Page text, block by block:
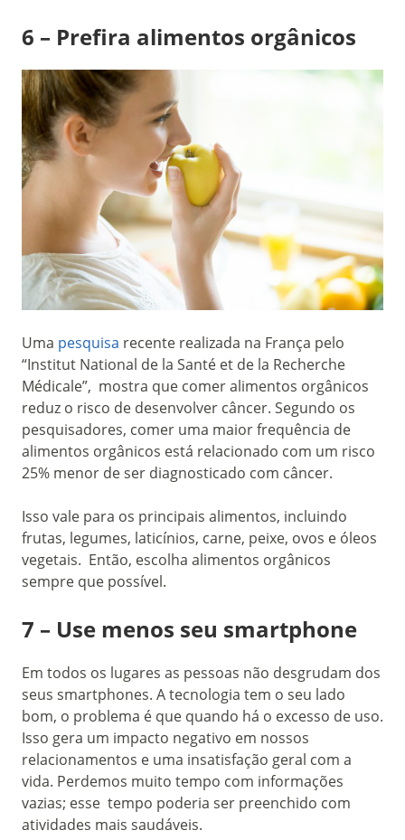
6 – Prefira alimentos orgânicos
Uma pesquisa recente realizada na França pelo
“Institut National de la Santé et de la Recherche
Médicale”, mostra que comer alimentos orgânicos
reduz o risco de desenvolver câncer. Segundo os
pesquisadores, comer uma maior frequência de
alimentos orgânicos está relacionado com um risco
25% menor de ser diagnosticado com câncer.
Isso vale para os principais alimentos, incluindo
frutas, legumes, laticínios, carne, peixe, ovos e óleos
vegetais. Então, escolha alimentos orgânicos
sempre que possível.
7 – Use menos seu smartphone
Em todos os lugares as pessoas não desgrudam dos
seus smartphones. A tecnologia tem o seu lado
bom, o problema é que quando há o excesso de uso.
Isso gera um impacto negativo em nossos
relacionamentos e uma insatisfação geral com a
vida. Perdemos muito tempo com informações
vazias; esse tempo poderia ser preenchido com
atividades mais saudáveis.